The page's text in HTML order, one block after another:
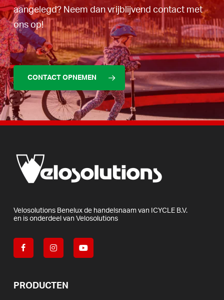
aangelegd? Neem dan vrijblijvend contact met
ons op!
CONTACT OPNEMEN
Velosolutions Benelux de handelsnaam van ICYCLE B.V.
en is onderdeel van Velosolutions
PRODUCTEN